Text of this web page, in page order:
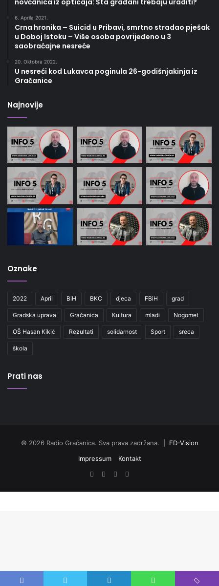
6. Aprila 2021.
Crna hronika – Suicid u Pribavi, smrtno stradao pješak
u Doboj Istoku – Više osoba povrijeđeno u 3
saobraćajne nesreće
20. Oktobra 2022.
U nesreći kod Lukavca poginula 26-godišnjakinja iz
Gračanice
Najnovije
Oznake
2022 April BiH BKC djeca FBiH grad
Gradska uprava Gračanica Kultura mladi Nogomet
OŠ Hasan Kikić Rezultati solidarnost Sport sreca
škola
Prati nas
© 2026 Radio Gračanica. Sva prava zadržana. | ED-Vision
Impressum
Kontakt